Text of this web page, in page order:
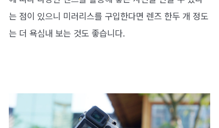
는 점이 있으니 미러리스를 구입한다면 렌즈 한두 개 정도
는 더 욕심내 보는 것도 좋습니다.